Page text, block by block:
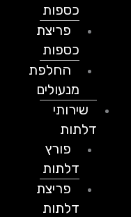
כספות
פריצת
כספות
החלפת
מנעולים
שירותי
דלתות
פורץ
דלתות
פריצת
דלתות